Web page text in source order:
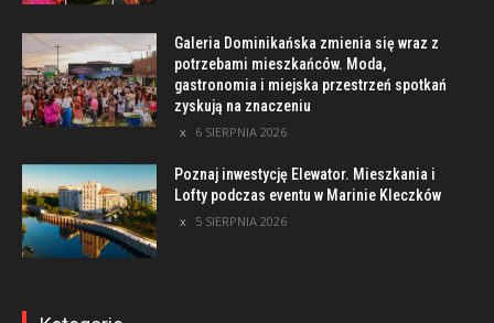
Galeria Dominikańska zmienia się wraz z
potrzebami mieszkańców. Moda,
gastronomia i miejska przestrzeń spotkań
zyskują na znaczeniu
6 SIERPNIA 2026
Poznaj inwestycję Elewator. Mieszkania i
Lofty podczas eventu w Marinie Kleczków
5 SIERPNIA 2026